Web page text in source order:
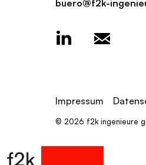
buero@f2k-
Impressum
© 2026 f2k ingenieure